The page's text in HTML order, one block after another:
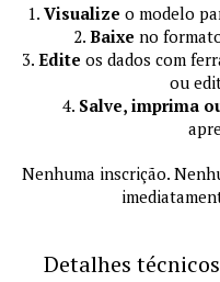
1. Visualize o modelo
2. Baixe no
3. Edite os dados com
ou
4. Salve, imprima
Nenhuma inscrição.
Detalhes